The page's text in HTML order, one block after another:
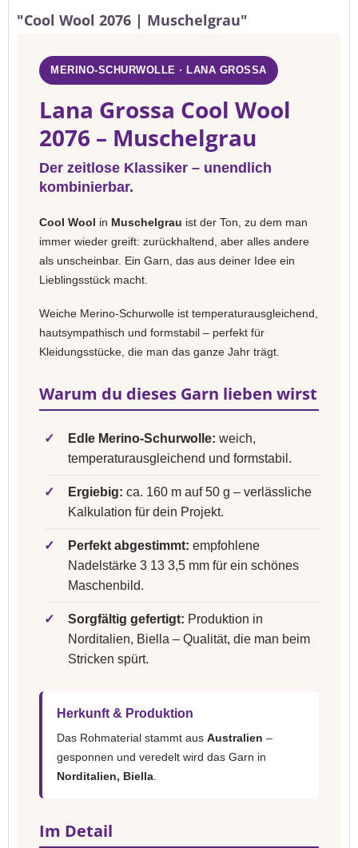
"Cool Wool 2076 | Muschelgrau"
MERINO-SCHURWOLLE · LANA GROSSA
Lana Grossa Cool Wool
2076 – Muschelgrau
Der zeitlose Klassiker – unendlich
kombinierbar.
Cool Wool in Muschelgrau ist der Ton, zu dem man
immer wieder greift: zurückhaltend, aber alles andere
als unscheinbar. Ein Garn, das aus deiner Idee ein
Lieblingsstück macht.
Weiche Merino-Schurwolle ist temperaturausgleichend,
hautsympathisch und formstabil – perfekt für
Kleidungsstücke, die man das ganze Jahr trägt.
Warum du dieses Garn lieben wirst
✓ Edle Merino-Schurwolle: weich,
temperaturausgleichend und formstabil.
✓ Ergiebig: ca. 160 m auf 50 g – verlässliche
Kalkulation für dein Projekt.
✓ Perfekt abgestimmt: empfohlene
Nadelstärke 3 13 3,5 mm für ein schönes
Maschenbild.
✓ Sorgfältig gefertigt: Produktion in
Norditalien, Biella – Qualität, die man beim
Stricken spürt.
Herkunft & Produktion
Das Rohmaterial stammt aus Australien –
gesponnen und veredelt wird das Garn in
Norditalien, Biella
Im Detail